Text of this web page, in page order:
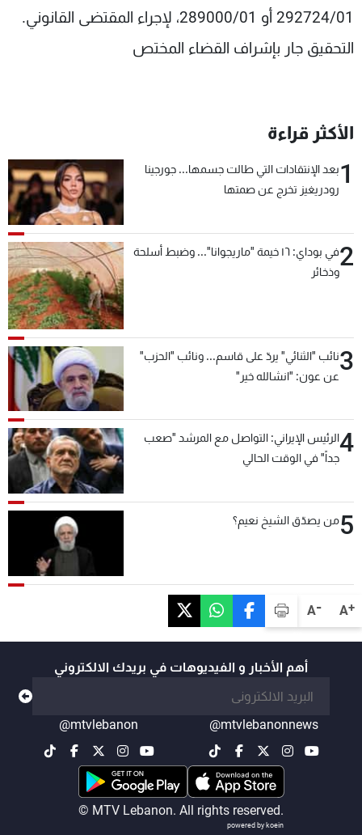
A+
A-
292724/01 أو 289000/01، لإجراء المقتضى القانوني.
التحقيق جار بإشراف القضاء المختص
الأكثر قراءة
1بعد الإنتقادات التي طالت جسمها... جورجينا
رودريغيز تخرج عن صمتها
2
في بوداي: ١٦ خيمة "ماريجوانا"... وضبط أسلحة
وذخائر
3نائب "الثنائي" يردّ على قاسم... ونائب "الحزب"
عن عون: "انشالله خير"
4الرئيس الإيراني: التواصل مع المرشد "صعب
جداً" في الوقت الحالي
5من يصدّق الشيخ نعيم؟
أهم الأخبار و الفيديوهات في بريدك الالكتروني
@mtvlebanonnews
@mtvlebanon
© MTV Lebanon. All rights reserved.
powered by koein